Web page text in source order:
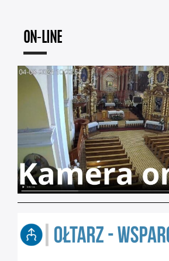
ON-LINE